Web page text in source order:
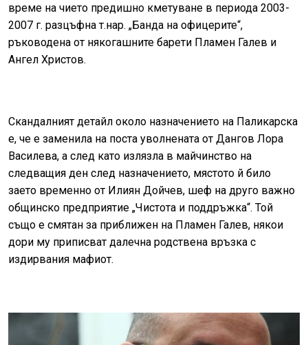
време на чието предишно кметуване в периода 2003-
2007 г. разцъфна т.нар. „Банда на офицерите“,
ръководена от някогашните барети Пламен Галев и
Ангел Христов.
Скандалният детайл около назначението на Паликарска
е, че е заменила на поста уволнената от Дангов Лора
Василева, а след като излязла в майчинство на
следващия ден след назначението, мястото й било
заето временно от Илиян Дойчев, шеф на друго важно
общинско предприятие „Чистота и поддръжка“. Той
също е смятан за приближен на Пламен Галев, някои
дори му приписват далечна родствена връзка с
издирвания мафиот.